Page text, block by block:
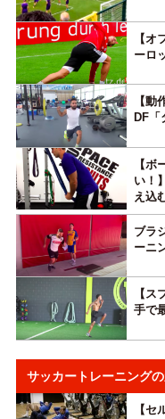
【
ーロ
【
DF「
【
い！
え込
ブラ
ーニ
【
手で
サッカートレーニング
【